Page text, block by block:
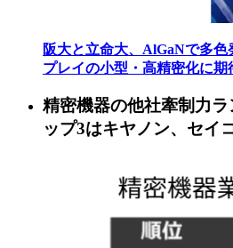
阪大と立命大、AlGaNで多
プレイの小型・高精密化に期
精密機器の他社牽制力
ップ3はキヤノン、セイ